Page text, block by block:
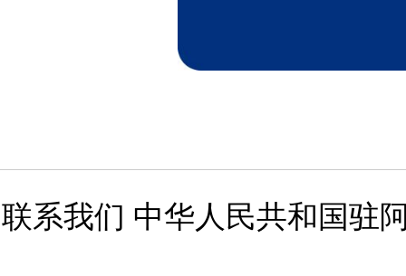
联系我们 中华人民共和国驻